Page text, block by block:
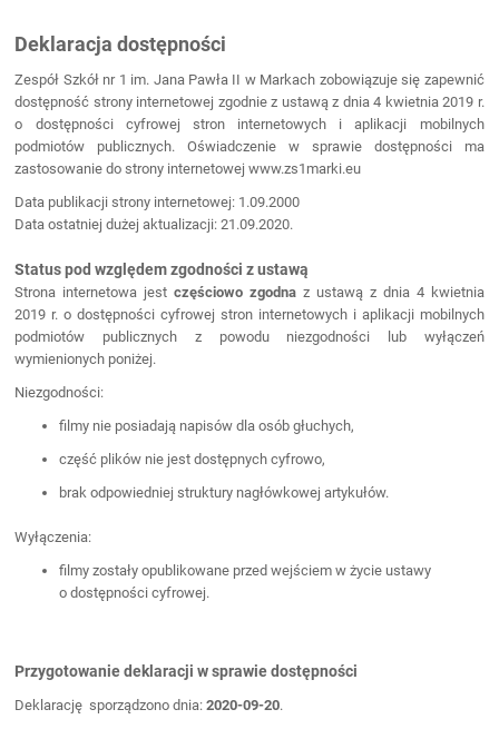
Deklaracja dostępności
Zespół Szkół nr 1 im. Jana Pawła II w Markach zobowiązuje się zapewnić
dostępność strony internetowej zgodnie z ustawą z dnia 4 kwietnia 2019 r.
o dostępności cyfrowej stron internetowych i aplikacji mobilnych
podmiotów publicznych. Oświadczenie w sprawie dostępności ma
zastosowanie do strony internetowej www.zs1marki.eu
Data publikacji strony internetowej: 1.09.2000
Data ostatniej dużej aktualizacji: 21.09.2020.
Status pod względem zgodności z ustawą
Strona internetowa jestczęściowo zgodnaz ustawą z dnia 4 kwietnia
2019 r. o dostępności cyfrowej stron internetowych i aplikacji mobilnych
podmiotów publicznych z powodu niezgodności lub wyłączeń
wymienionych poniżej.
Niezgodności:
filmy nie posiadają napisów dla osób głuchych,
część plików nie jest dostępnych cyfrowo,
brak odpowiedniej struktury nagłówkowej artykułów.
Wyłączenia:
filmy zostały opublikowane przed wejściem w życie ustawy
o dostępności cyfrowej.
Przygotowanie deklaracji w sprawie dostępności
Deklarację sporządzono dnia: 2020-09-20.